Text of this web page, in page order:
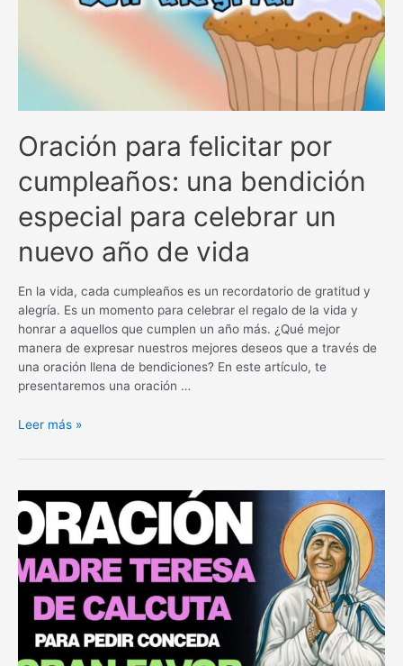
Oración para felicitar por
cumpleaños: una bendición
especial para celebrar un
nuevo año de vida
En la vida, cada cumpleaños es un recordatorio de gratitud y
alegría. Es un momento para celebrar el regalo de la vida y
honrar a aquellos que cumplen un año más. ¿Qué mejor
manera de expresar nuestros mejores deseos que a través de
una oración llena de bendiciones? En este artículo, te
presentaremos una oración …
Oración
felicitar
cumpleaños:
una
bendición
especial
para
celebrar
nuevo
año
Leer más »